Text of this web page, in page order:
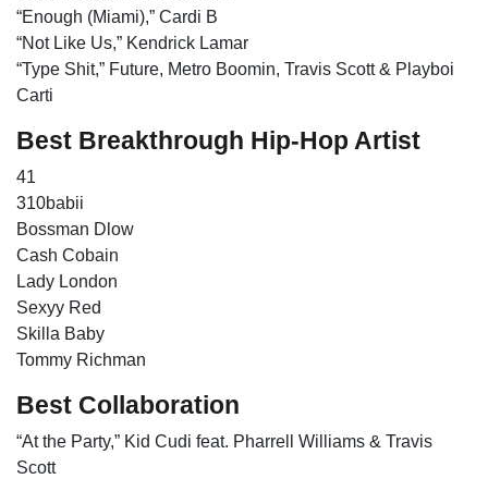
“Enough (Miami),” Cardi B
“Not Like Us,” Kendrick Lamar
“Type Shit,” Future, Metro Boomin, Travis Scott & Playboi
Carti
Best Breakthrough Hip-Hop Artist
41
310babii
Bossman Dlow
Cash Cobain
Lady London
Sexyy Red
Skilla Baby
Tommy Richman
Best Collaboration
“At the Party,” Kid Cudi feat. Pharrell Williams & Travis
Scott